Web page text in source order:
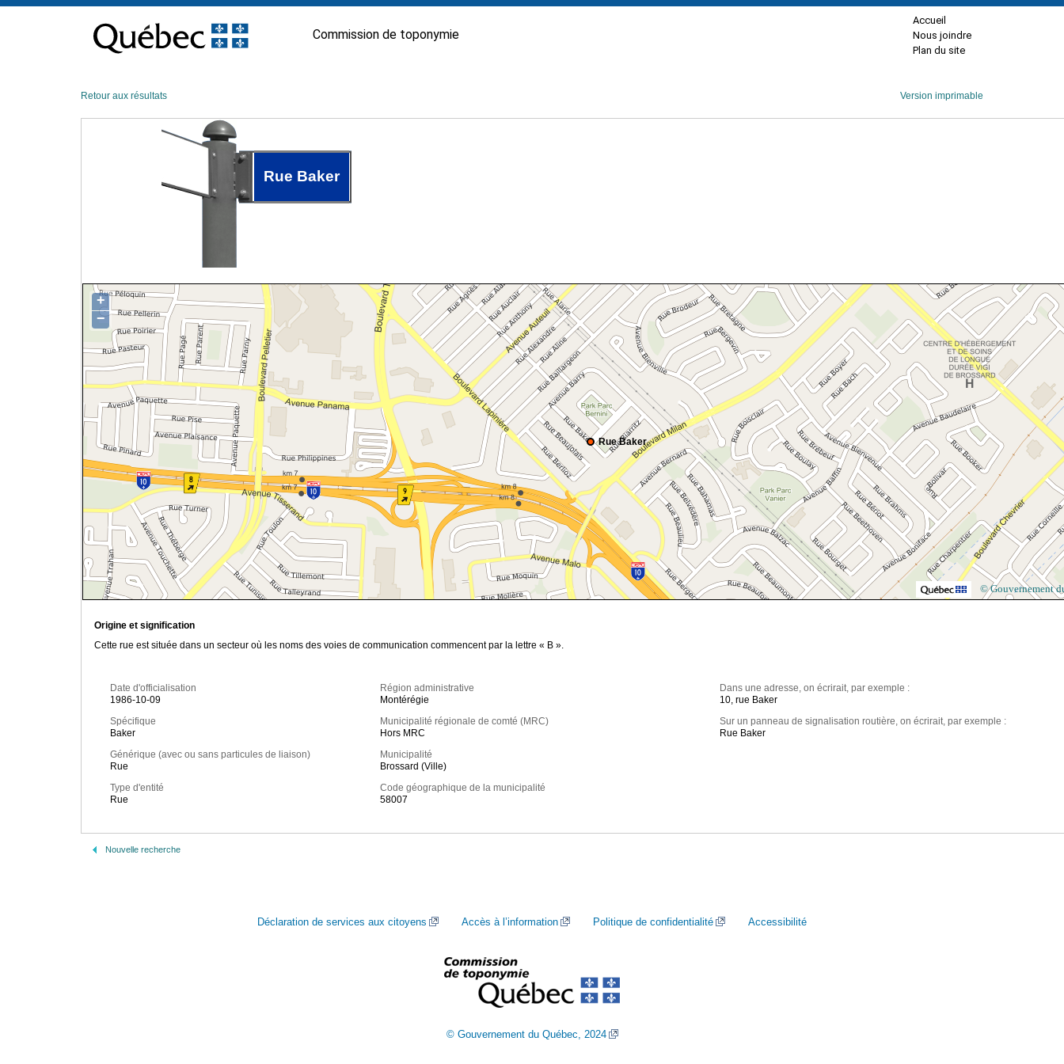
contenu
Commission de toponymie
Accueil
Nous joindre
Plan du site
Retour aux résultats Version imprimable
Rue Baker
Rue Baker
+
−
© Gouvernement
Origine et signification
Cette rue est située dans un secteur où les noms des voies de communication commencent par la lettre « B ».
Date d'officialisation
1986-10-09
Spécifique
Baker
Générique (avec ou sans particules de liaison)
Rue
Type d'entité
Rue
Région administrative
Montérégie
Municipalité régionale de comté (MRC)
Hors MRC
Municipalité
Brossard (Ville)
Code géographique de la municipalité
58007
Dans une adresse, on écrirait, par exemple :
10, rue Baker
Sur un panneau de signalisation routière, on écrirait, par exemple :
Rue Baker
Nouvelle recherche
Déclaration de services aux citoyens Accès à l’information Politique de confidentialité Accessibilité
© Gouvernement du Québec, 2024